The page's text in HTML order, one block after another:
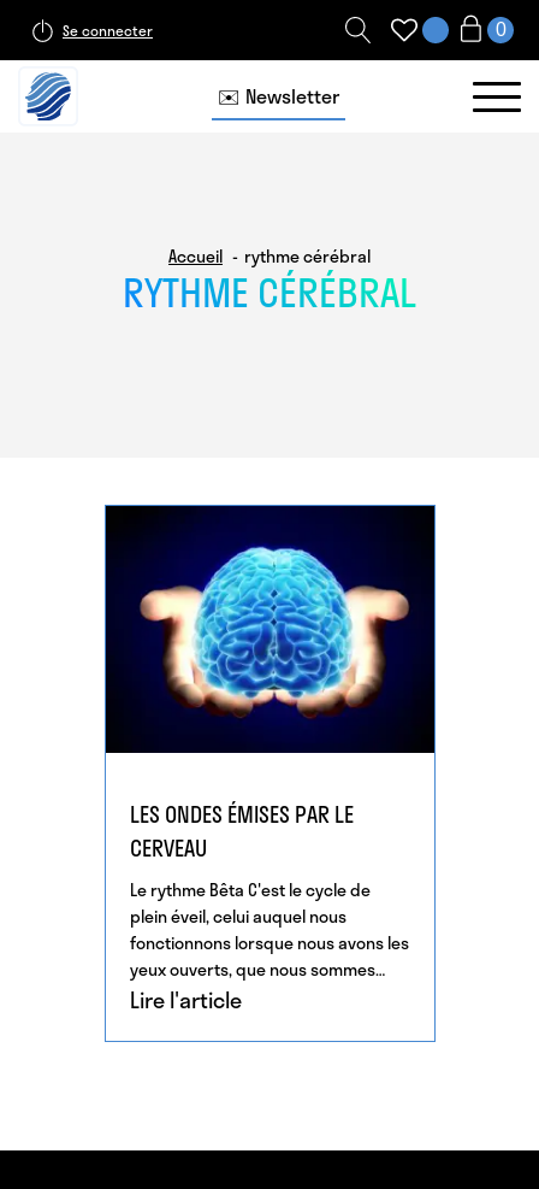
Se connecter
✉️ Newsletter
Accueil rythme cérébral
RYTHME CÉRÉBRAL
LES ONDES ÉMISES PAR LE
CERVEAU
Le rythme Bêta C'est le cycle de
plein éveil, celui auquel nous
fonctionnons lorsque nous avons les
yeux ouverts, que nous sommes
dans l'action, que […]
Lire l'article